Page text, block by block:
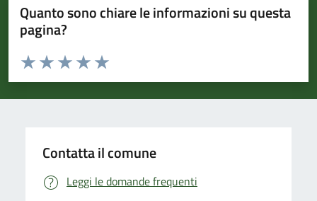
Quanto sono chiare le informazioni su questa
pagina?
Valuta da 1 a 5 stelle la pagina
Valuta 5 stelle su 5
Valuta 4 stelle su 5
Valuta 3 stelle su 5
Valuta 2 stelle su 5
Valuta 1 stelle su 5
Contatta il comune
Leggi le domande frequenti